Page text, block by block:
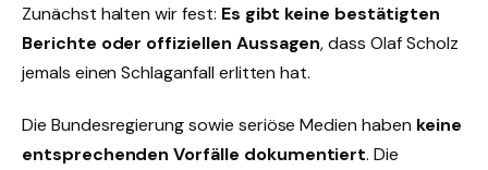
Zunächst halten wir fest: Es gibt keine bestätigten
Berichte oder offiziellen Aussagen, dass Olaf Scholz
jemals einen Schlaganfall erlitten hat.
Die Bundesregierung sowie seriöse Medien haben keine
entsprechenden Vorfälle dokumentiert. Die